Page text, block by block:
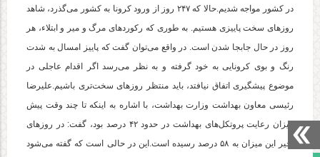
در کشور مواجه شدیم.حالا که ۲۴۷ روز از ورود کرونا به کشور می‌گذرد، شاهد
روزهای سخت پاییزی هستیم. به طوری که رکوردهای مرگ و میر و ابتلاء، هر
روز در حال جابجا شدن است. در واقع می‌توان گفت که پاییز امسال به شدت
رنگ و بوی کرونایی به خود گرفته و به نظر می‌رسد اگر اقدام عاجلی در
موضوع پیشگیری اتفاق نیافتد، باید منتظر روزهای سخت‌تری باشیم.علیرضا
رئیسی معاون بهداشت وزارت بهداشت، با اشاره به اینکه تا چند وقت پیش
میزان رعایت پروتکل‌های بهداشت در حدود ۴۲ درصد بود، گفت: در روزهای
اخیر این میزان به ۵۸ درصد رسیده است.این در حالی است که گفته می‌شود